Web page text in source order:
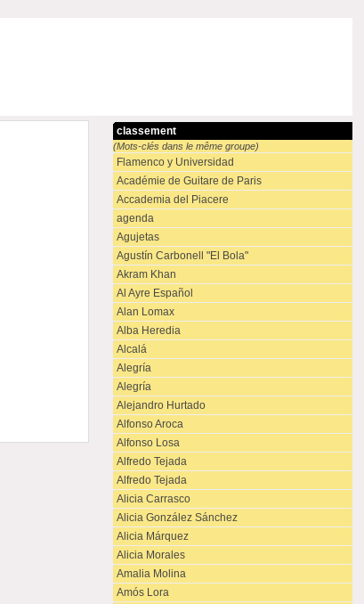
classement
(Mots-clés dans le même groupe)
Flamenco y Universidad
Académie de Guitare de Paris
Accademia del Piacere
agenda
Agujetas
Agustín Carbonell "El Bola"
Akram Khan
Al Ayre Español
Alan Lomax
Alba Heredia
Alcalá
Alegría
Alegría
Alejandro Hurtado
Alfonso Aroca
Alfonso Losa
Alfredo Tejada
Alfredo Tejada
Alicia Carrasco
Alicia González Sánchez
Alicia Márquez
Alicia Morales
Amalia Molina
Amós Lora